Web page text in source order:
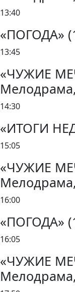
13:40
«ПОГОДА»
13:45
«ЧУЖИЕ
Мелодрама,
14:30
«ИТОГИ
15:05
«ЧУЖИЕ
Мелодрама,
16:00
«ПОГОДА»
16:05
«ЧУЖИЕ
Мелодрама,